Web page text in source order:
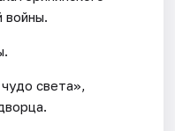
войны.
света»,